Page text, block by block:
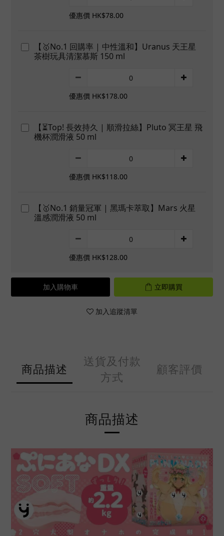
優惠價 HK$78.00
【🥇No.1 回購率 | 中性溫和】Uranus 天王星
茶樹玩具清潔慕斯 150 ml
優惠價 HK$178.00
【⏳Top! 長效持久 | 順滑拉絲】Pluto 冥王星 飛
機杯潤滑液 50 ml
優惠價 HK$118.00
【🥇No.1 銷量冠軍 | 黑瑪卡萃取】Mars 火星
溫感潤滑液 50 ml
優惠價 HK$128.00
加入購物車 立即購買
加入追蹤清單
商品描述
送貨及付款
方式
顧客評價
商品描述